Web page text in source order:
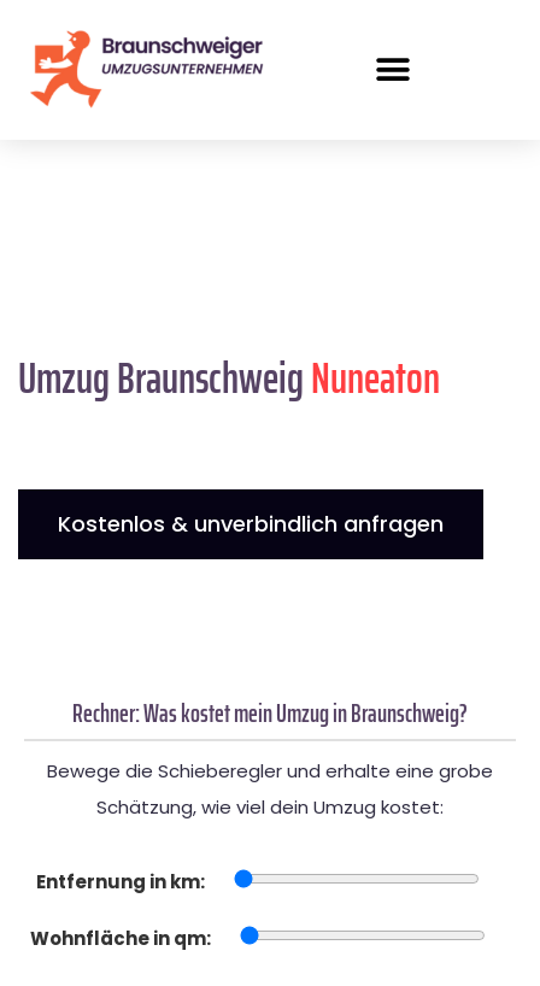
Umzug BraunschweigNuneaton
Kostenlos & unverbindlich anfragen
Rechner: Was kostet mein Umzug in Braunschweig?
Bewege die Schieberegler und erhalte eine grobe
Schätzung, wie viel dein Umzug kostet:
Entfernung in km:
Wohnfläche in qm: